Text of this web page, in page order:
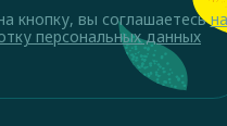
кнопку, вы соглашаетесьна
персональных данных